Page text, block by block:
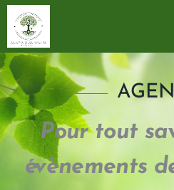
Pour tout
évènements